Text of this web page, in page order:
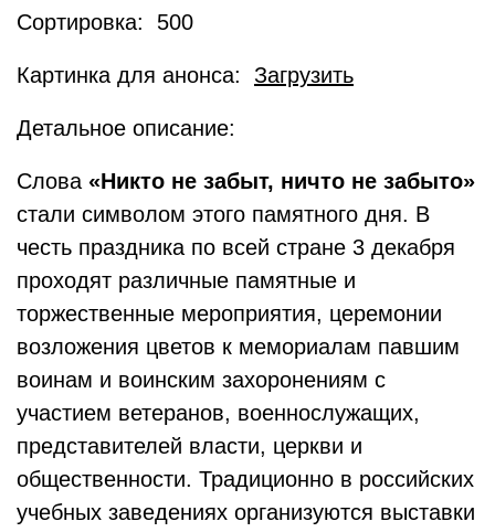
Сортировка: 500
Картинка для анонса: Загрузить
Детальное описание:
Слова «Никто не забыт, ничто не забыто»
стали символом этого памятного дня. В
честь праздника по всей стране 3 декабря
проходят различные памятные и
торжественные мероприятия, церемонии
возложения цветов к мемориалам павшим
воинам и воинским захоронениям с
участием ветеранов, военнослужащих,
представителей власти, церкви и
общественности. Традиционно в российских
учебных заведениях организуются выставки